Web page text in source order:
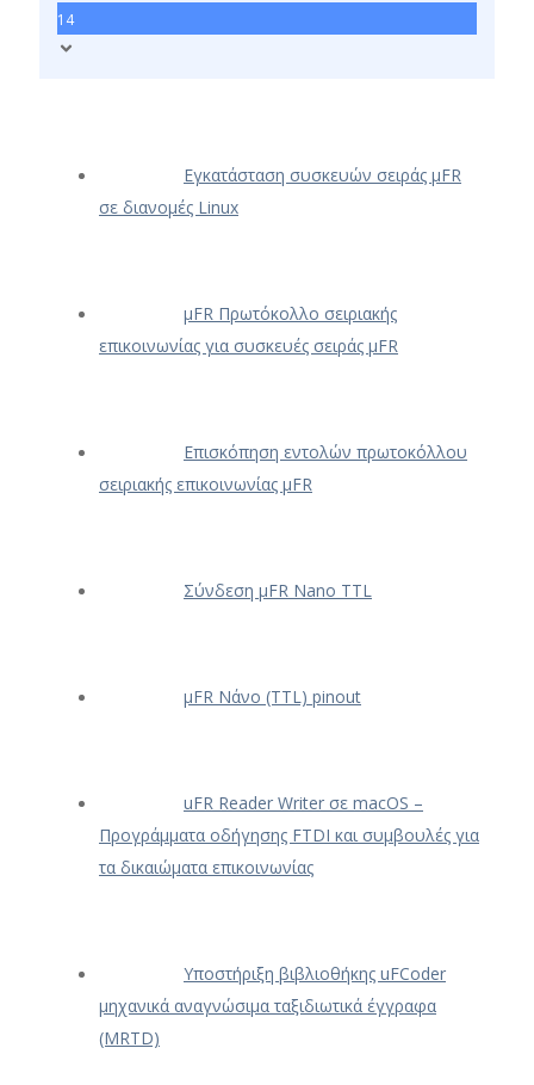
14
Εγκατάσταση συσκευών σειράς μFR
σε διανομές Linux
μFR Πρωτόκολλο σειριακής
επικοινωνίας για συσκευές σειράς μFR
Επισκόπηση εντολών πρωτοκόλλου
σειριακής επικοινωνίας μFR
Σύνδεση μFR Nano TTL
μFR Νάνο (TTL) pinout
uFR Reader Writer σε macOS –
Προγράμματα οδήγησης FTDI και συμβουλές για
τα δικαιώματα επικοινωνίας
Υποστήριξη βιβλιοθήκης uFCoder
μηχανικά αναγνώσιμα ταξιδιωτικά έγγραφα
(MRTD)